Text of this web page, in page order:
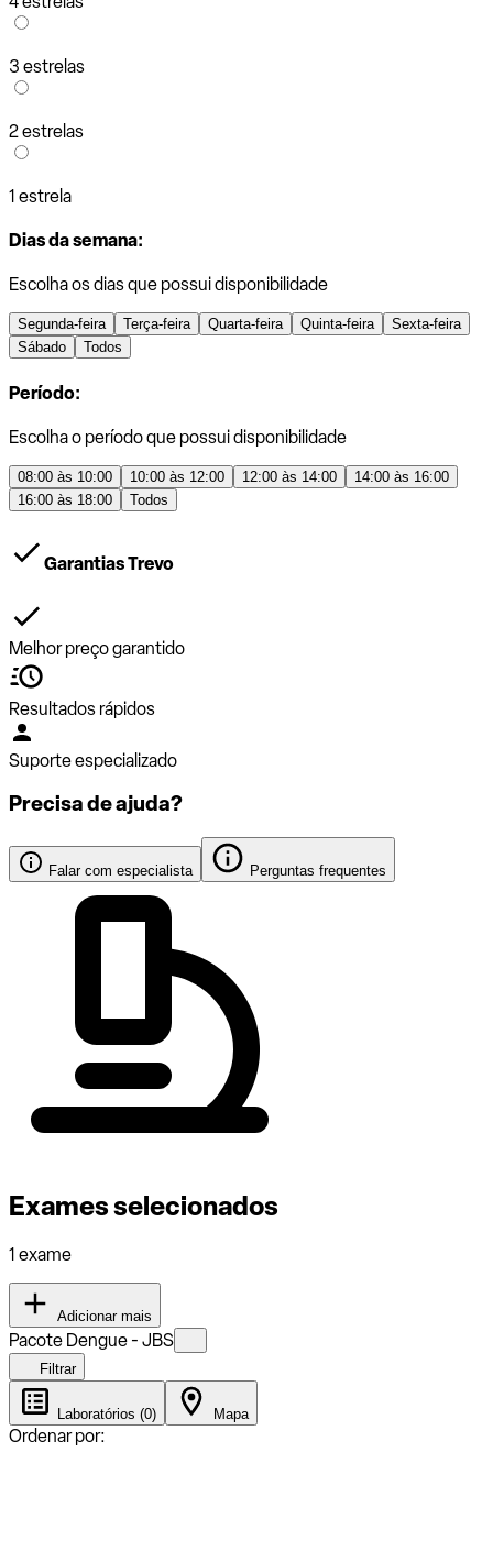
3 estrelas
2 estrelas
1 estrela
Dias da semana:
Escolha os dias que possui disponibilidade
Segunda-feira Terça-feira Quarta-feira Quinta-feira
Sexta-feira
Sábado
Todos
Período:
Escolha o período que possui disponibilidade
08:00 às 10:00 10:00 às 12:00 12:00 às 14:00
14:00 às 16:00
16:00 às 18:00
Todos
Garantias Trevo
Melhor preço garantido
Resultados rápidos
Suporte especializado
Precisa de ajuda?
Falar com especialista Perguntas frequentes
Exames selecionados
1 exame
Adicionar mais
Pacote Dengue - JBS
Filtrar
Laboratórios (0) Mapa
Ordenar por: